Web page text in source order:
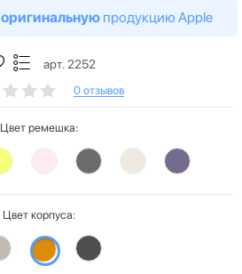
оригинальную продукцию Apple
арт. 2252
0 отзывов
Цвет ремешка:
Цвет корпуса: